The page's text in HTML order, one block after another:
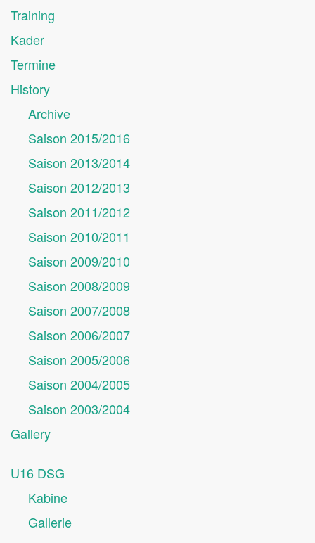
Training
Kader
Termine
History
Archive
Saison 2015/2016
Saison 2013/2014
Saison 2012/2013
Saison 2011/2012
Saison 2010/2011
Saison 2009/2010
Saison 2008/2009
Saison 2007/2008
Saison 2006/2007
Saison 2005/2006
Saison 2004/2005
Saison 2003/2004
Gallery
U16 DSG
Kabine
Gallerie